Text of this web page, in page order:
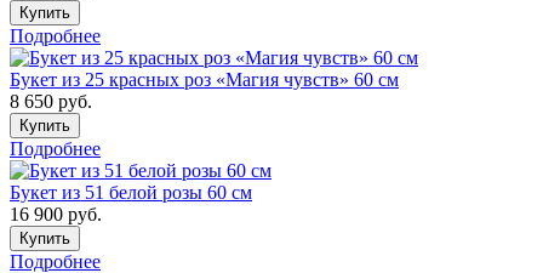
Купить
Подробнее
Букет из 25 красных роз «Магия чувств» 60 см
8 650 руб.
Купить
Подробнее
Букет из 51 белой розы 60 см
16 900 руб.
Купить
Подробнее